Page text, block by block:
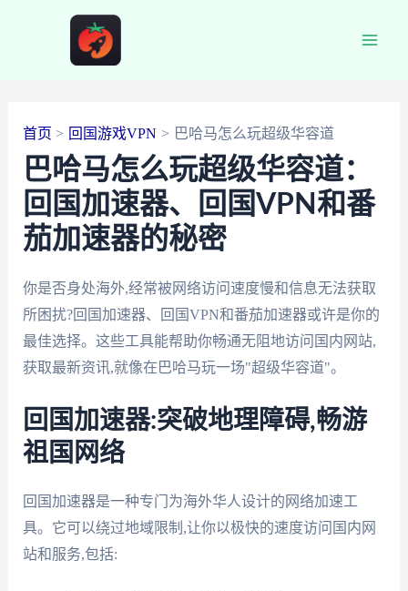
首页 回国游戏VPN 巴哈马怎么玩超级华容道
巴哈马怎么玩超级华容道：
回国加速器、回国VPN和番
茄加速器的秘密
你是否身处海外,经常被网络访问速度慢和信息无法获取
所困扰?回国加速器、回国VPN和番茄加速器或许是你的
最佳选择。这些工具能帮助你畅通无阻地访问国内网站,
获取最新资讯,就像在巴哈马玩一场"超级华容道"。
回国加速器:突破地理障碍,畅游
祖国网络
回国加速器是一种专门为海外华人设计的网络加速工
具。它可以绕过地域限制,让你以极快的速度访问国内网
站和服务,包括: